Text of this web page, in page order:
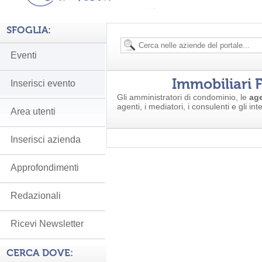
Immobiliari
Gli amministratori di condominio, le
agenti, i mediatori, i consulenti e gli
SFOGLIA:
Eventi
Inserisci evento
Area utenti
Inserisci azienda
Approfondimenti
Redazionali
Ricevi Newsletter
CERCA DOVE: